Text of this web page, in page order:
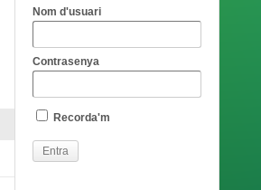
Nom d'usuari
Contrasenya
Recorda'm